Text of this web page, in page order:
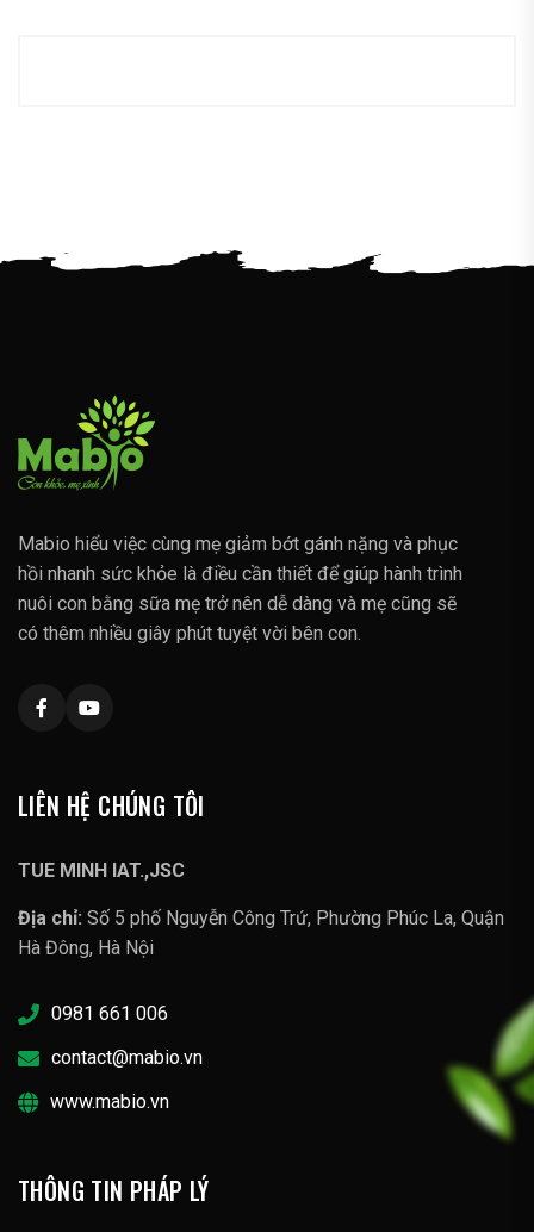
Mabio hiểu việc cùng mẹ giảm bớt gánh nặng và phục
hồi nhanh sức khỏe là điều cần thiết để giúp hành trình
nuôi con bằng sữa mẹ trở nên dễ dàng và mẹ cũng sẽ
có thêm nhiều giây phút tuyệt vời bên con.
LIÊN HỆ CHÚNG TÔI
TUE MINH IAT.,JSC
Địa chỉ: Số 5 phố Nguyễn Công Trứ, Phường Phúc La, Quận
Hà Đông, Hà Nội
0981 661 006
contact@mabio.vn
www.mabio.vn
THÔNG TIN PHÁP LÝ